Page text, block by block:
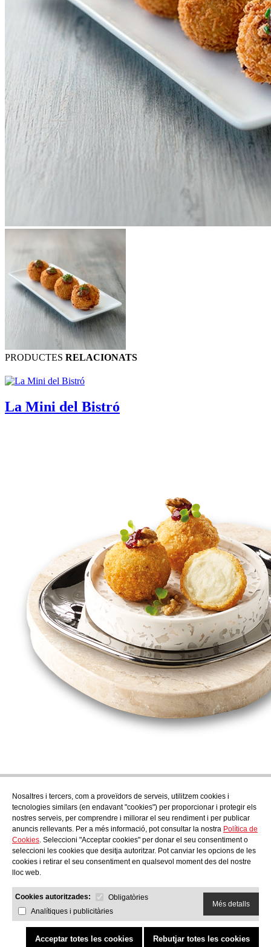
Nosaltres i tercers, com a proveïdors de serveis, utilitzem cookies i
tecnologies similars (en endavant "cookies") per proporcionar i protegir els
nostres serveis, per comprendre i millorar el seu rendiment i per publicar
anuncis rellevants. Per a més informació, pot consultar la nostra Política de
Cookies. Seleccioni "Acceptar cookies" per donar el seu consentiment o
seleccioni les cookies que desitja autoritzar. Pot canviar les opcions de les
cookies i retirar el seu consentiment en qualsevol moment des del nostre
lloc web.
Cookies autoritzades:
Obligatòries
Analítiques i publicitàries
Més detalls
Acceptar totes les cookies Rebutjar totes les cookies
PRODUCTES RELACIONATS
La Mini del Bistró
Subscriu-te
Descobreix tot el que es cou a AudensFood.
He llegit i accepto laPolítica de Privacitat
NosaltresAudens news Productes Bloc gastronòmic Contacte
Treballa amb nosaltres
AUDENS FOOD S.A. C/ Jordi Camp, 25 - 08403 Granollers
Política de PrivacitatAvís Legal Política de Cookies Canal etic
Política de qualitat i medi ambient